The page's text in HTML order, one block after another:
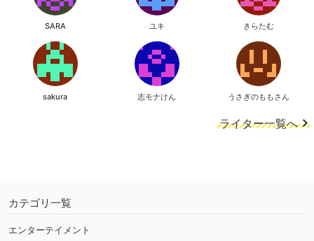
SARA ユキ きらたむ
sakura 志モナけん うさぎのももさん
ライター一覧へ
カテゴリ一覧
エンターテイメント